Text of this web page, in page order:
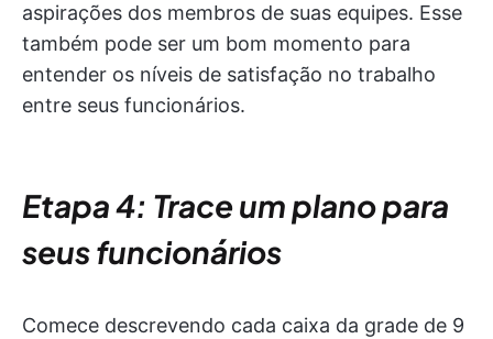
aspirações dos membros de suas equipes. Esse
também pode ser um bom momento para
entender os níveis de satisfação no trabalho
entre seus funcionários.
Etapa 4: Trace um plano para
seus funcionários
Comece descrevendo cada caixa da grade de 9